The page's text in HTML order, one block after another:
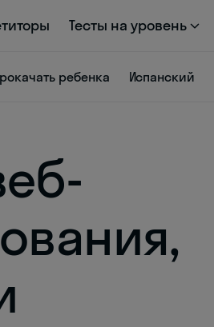
Тесты на уровень
ребенка Испанский